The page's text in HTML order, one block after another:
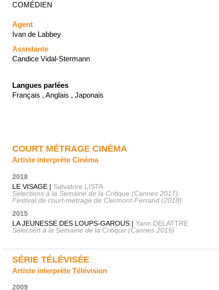
COMÉDIEN
Agent
Ivan de Labbey
Assistante
Candice Vidal-Stermann
Langues parlées
Français , Anglais , Japonais
COURT MÉTRAGE CINÉMA
Artiste interprète Cinéma
2018
LE VISAGE | Salvatore LISTA
Sélections à la Semaine de la Critique (Cannes 2017),
Festival de court-métrage de Clermont-Ferrand (2018)
2015
LA JEUNESSE DES LOUPS-GAROUS | Yann DELATTRE
Sélection à la Semaine de la Critique (Cannes 2015)
SÉRIE TÉLÉVISÉE
Artiste interprète Télévision
2009